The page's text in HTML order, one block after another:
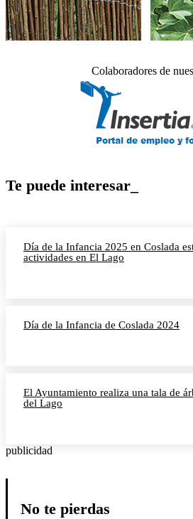
Colaboradores de
Te puede interesar_
Día de la Infancia 2025 en Coslada
actividades en El Lago
Día de la Infancia de Coslada 2024
El Ayuntamiento realiza una tala de
del Lago
publicidad
No te pierdas